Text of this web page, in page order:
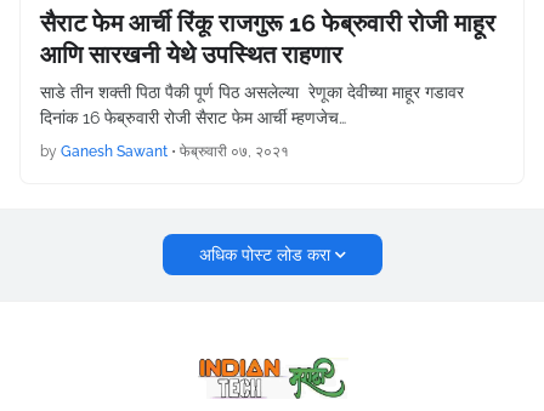
सैराट फेम आर्ची रिंकू राजगुरू 16 फेब्रुवारी रोजी माहूर
आणि सारखनी येथे उपस्थित राहणार
साडे तीन शक्ती पिठा पैकी पूर्ण पिठ असलेल्या रेणूका देवीच्या माहूर गडावर
दिनांक 16 फेब्रुवारी रोजी सैराट फेम आर्ची म्हणजेच…
by Ganesh Sawant • फेब्रुवारी ०७, २०२१
अधिक पोस्ट लोड करा